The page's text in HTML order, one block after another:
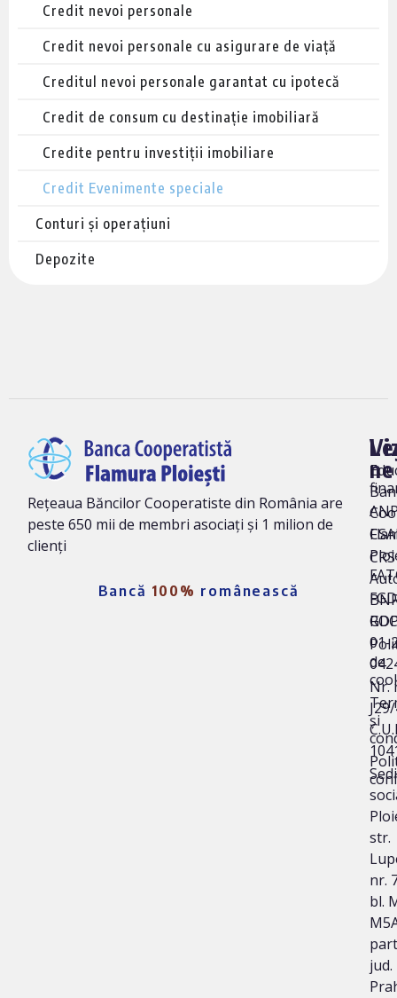
Credit nevoi personale
Credit nevoi personale cu asigurare de viață
Creditul nevoi personale garantat cu ipotecă
Credit de consum cu destinație imobiliară
Credite pentru investiții imobiliare
Credit Evenimente speciale
Conturi și operațiuni
Depozite
Rețeaua Băncilor Cooperatiste din România are
peste 650 mii de membri asociați și 1 milion de
clienți
Bancă 100% românească
ne
01-
Nr.
str.
nr.
bl.
jud.
de
și